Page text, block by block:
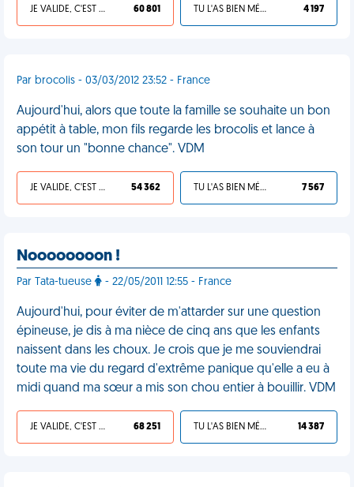
JE VALIDE, C'EST UNE VDM 60 801 TU L'AS BIEN MÉRITÉ 4 197
Par brocolis - 03/03/2012 23:52 - France
Aujourd'hui, alors que toute la famille se souhaite un bon
appétit à table, mon fils regarde les brocolis et lance à
son tour un "bonne chance". VDM
JE VALIDE, C'EST UNE VDM 54 362 TU L'AS BIEN MÉRITÉ 7 567
Noooooooon !
Par Tata-tueuse - 22/05/2011 12:55 - France
Aujourd'hui, pour éviter de m'attarder sur une question
épineuse, je dis à ma nièce de cinq ans que les enfants
naissent dans les choux. Je crois que je me souviendrai
toute ma vie du regard d'extrême panique qu'elle a eu à
midi quand ma sœur a mis son chou entier à bouillir. VDM
JE VALIDE, C'EST UNE VDM 68 251 TU L'AS BIEN MÉRITÉ 14 387